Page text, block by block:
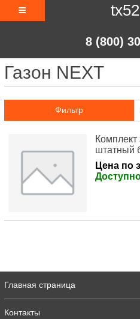
8 (800)
Газон NEXT
Фильтр
Комплект
штатный
Цена по
Главная страница
Контакты